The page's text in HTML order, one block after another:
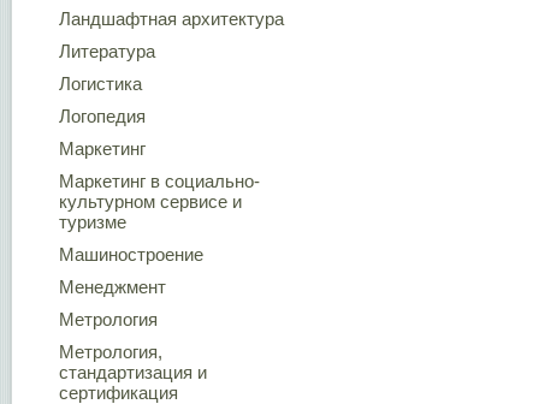
Ландшафтная архитектура
Литература
Логистика
Логопедия
Маркетинг
Маркетинг в социально-
культурном сервисе и
туризме
Машиностроение
Менеджмент
Метрология
Метрология,
стандартизация и
сертификация